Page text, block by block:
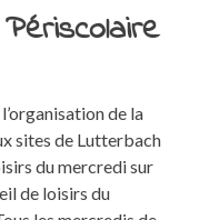
de la
sites de Lutterbach
du mercredi sur
de loisirs du